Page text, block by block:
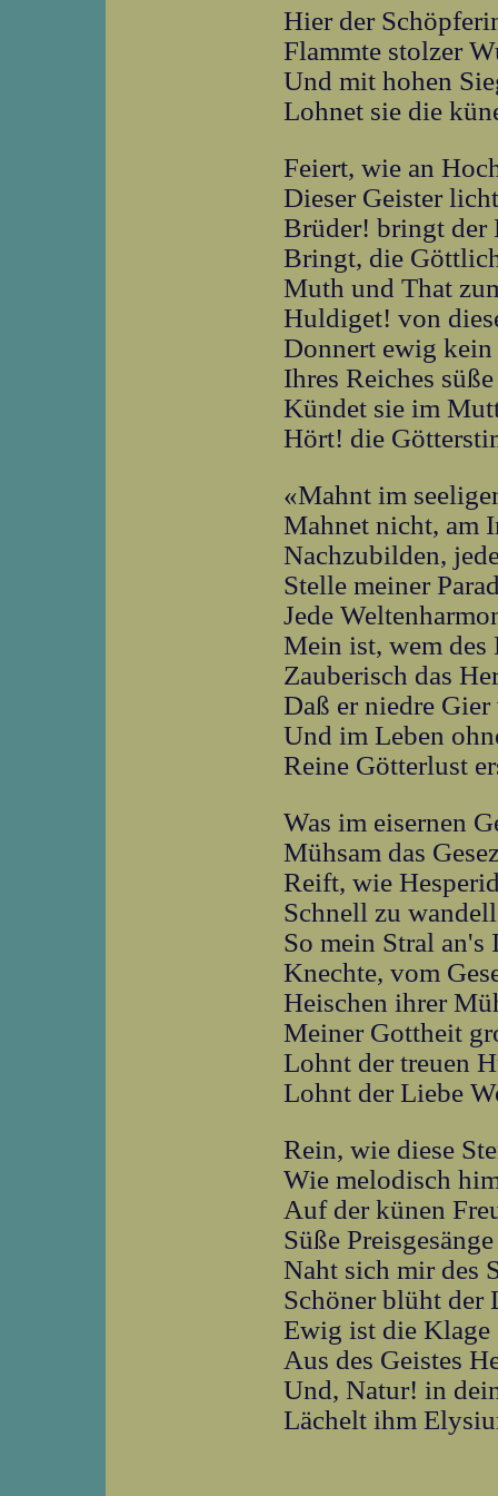
Hier der
Flammte stolzer
Und mit hohen
Lohnet sie die
Feiert, wie an
Dieser Geister
Brüder! bringt der
Bringt, die
Muth und That
Huldiget! von
Donnert ewig
Ihres Reiches
Kündet sie im
Hört! die
«Mahnt im
Mahnet nicht, am
Nachzubilden,
Stelle meiner
Jede
Mein ist, wem
Zauberisch das
Daß er niedre
Und im Leben
Reine Götterlust
Was im eisernen
Mühsam das
Reift, wie
Schnell zu
So mein Stral
Knechte, vom
Heischen ihrer
Meiner Gottheit
Lohnt der treuen
Lohnt der Liebe
Rein, wie diese
Wie melodisch
Auf der künen
Süße
Naht sich mir des
Schöner blüht der
Ewig ist die Klage
Aus des Geistes
Und, Natur! in
Lächelt ihm